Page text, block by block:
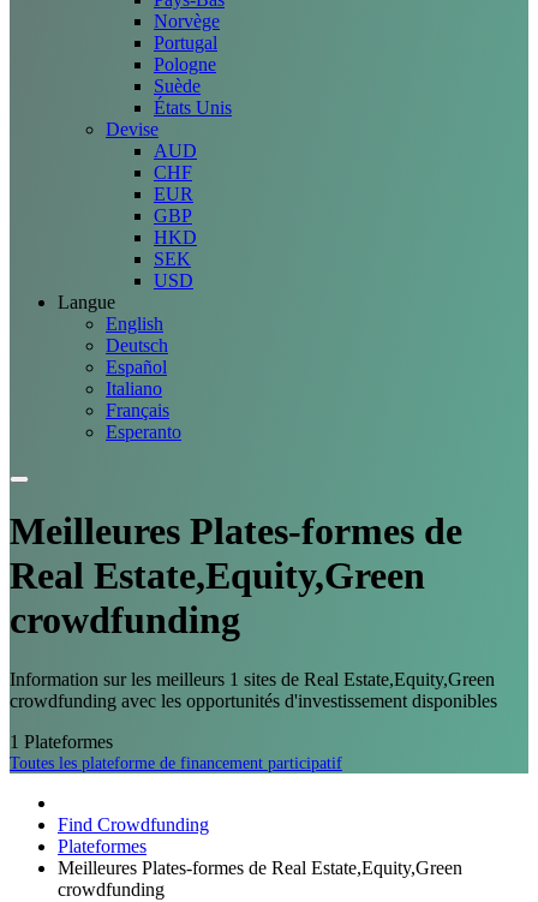
Norvège
Portugal
Pologne
Suède
États Unis
Devise
AUD
CHF
EUR
GBP
HKD
SEK
USD
Langue
English
Deutsch
Español
Italiano
Français
Esperanto
Meilleures Plates-formes de
Real Estate,Equity,Green
crowdfunding
Information sur les meilleurs 1 sites de Real Estate,Equity,Green
crowdfunding avec les opportunités d'investissement disponibles
1 Plateformes
Toutes les plateforme de financement participatif
Find Crowdfunding
Plateformes
Meilleures Plates-formes de Real Estate,Equity,Green
crowdfunding